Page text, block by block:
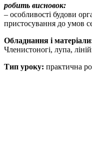
робить висновок:
– особливості будови
пристосування до умов
Обладнання і
Членистоногі, лупа,
Тип уроку: практична